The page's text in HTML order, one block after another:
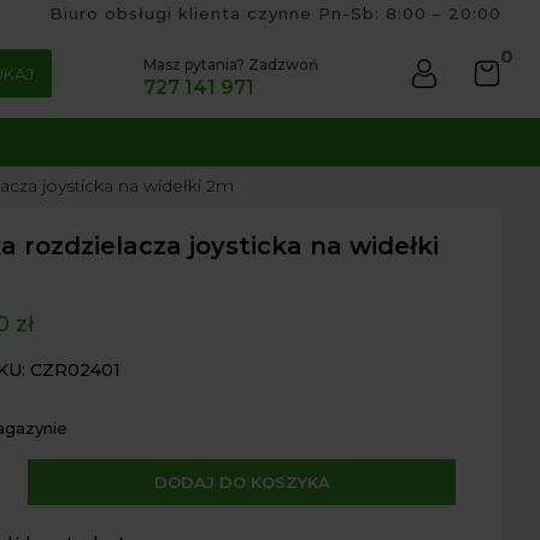
Biuro obsługi klienta czynne Pn-Sb: 8:00 – 20:00
Masz pytania? Zadzwoń
727 141 971
0
joysticka na widełki 2m
rozdzielacza joysticka na widełki
zł
CZR02401
DODAJ DO KOSZYKA